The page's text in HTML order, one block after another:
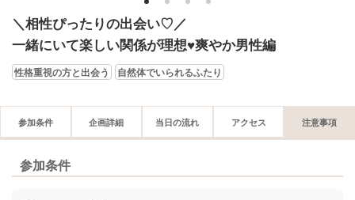
1 2 3 4
＼相性ぴったりの出会い♡／
一緒にいて楽しい関係が理想♥爽やか男性編
性格重視の方と出会う 自然体でいられるふたり
参加条件 企画詳細 当日の流れ アクセス 注意事項
参加条件